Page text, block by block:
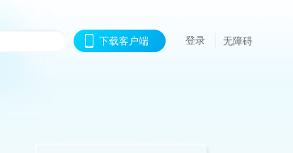
下载客户端 登录 无障碍